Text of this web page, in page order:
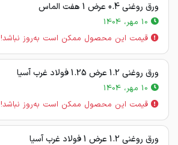
ورق روغنی 0.4 عرض 1 هفت الماس
قیمت این محصول ممکن است به‌روز نباشد!
ورق روغنی 1.2 عرض 1.25 فولاد غرب آسیا
قیمت این محصول ممکن است به‌روز نباشد!
ورق روغنی 1.2 عرض 1 فولاد غرب آسیا